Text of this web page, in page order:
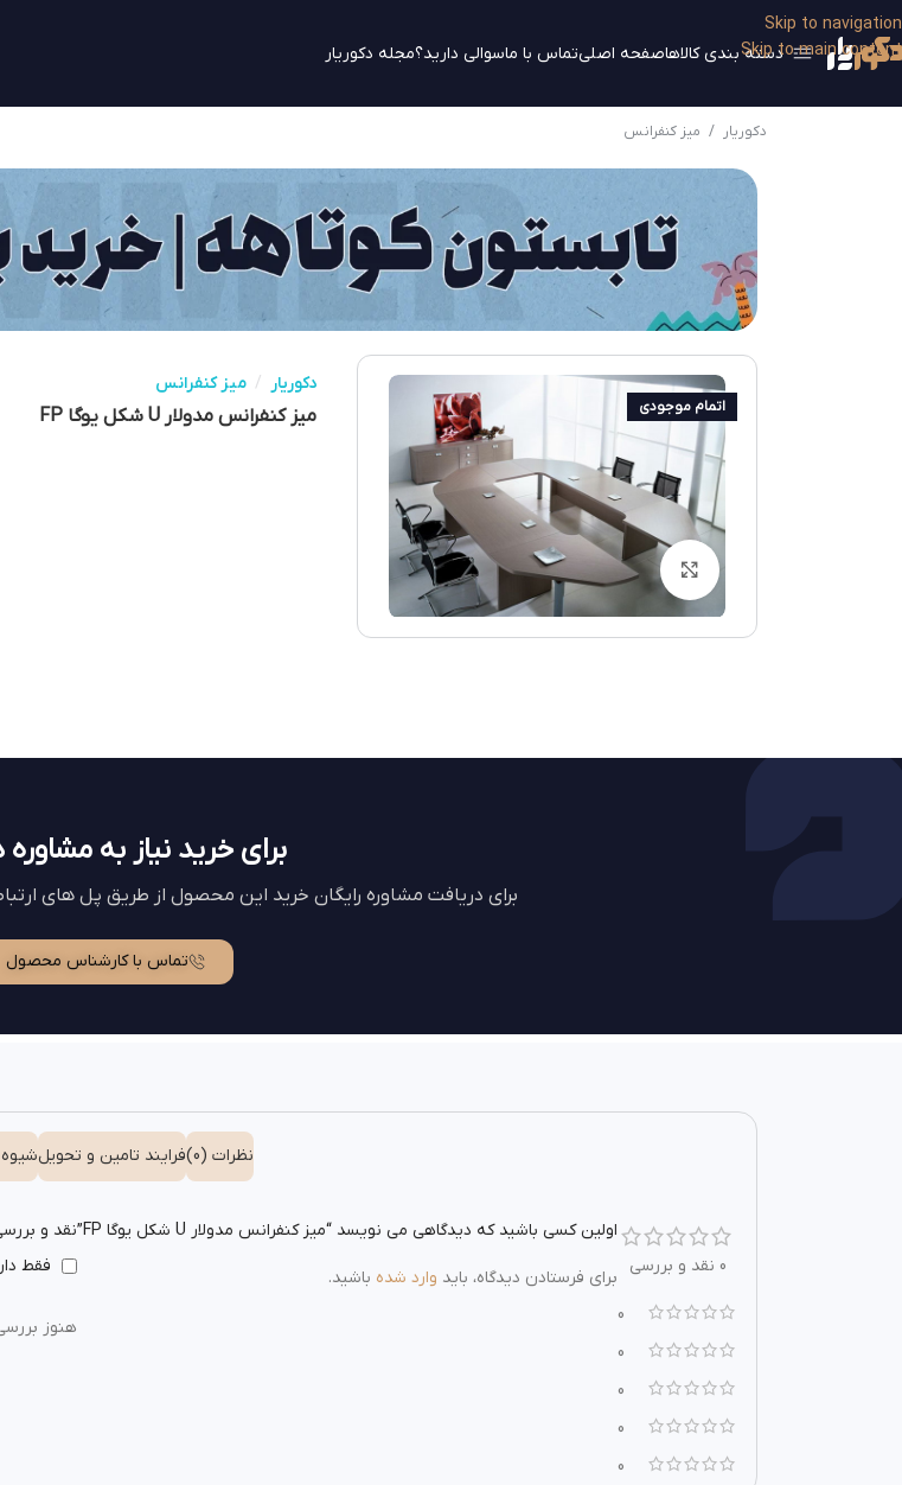
Skip to navigation
Skip to main contentدسته بندی کالاهاصفحه اصلیتماس با ماسوالی دارید؟مجله دکوریار
دکوریار / میز کنفرانس
اتمام موجودی
بزرگنمایی تصویر
دکوریار / میز کنفرانس
میز کنفرانس مدولار U شکل یوگا FP
برای خرید نیاز به مشاوره
برای دریافت مشاوره رایگان خرید این محصول از طریق پل های
تماس با کارشناس محصول
نظرات (0) فرایند تامین و تحویلشیوه
0 نقد و بررسی
0
0
0
0
0
نقد و
فقط
هنوز
اولین کسی باشید که دیدگاهی می نویسد “میز کنفرانس مدولار U شکل یوگا FP”
برای فرستادن دیدگاه، باید وارد شده باشید.